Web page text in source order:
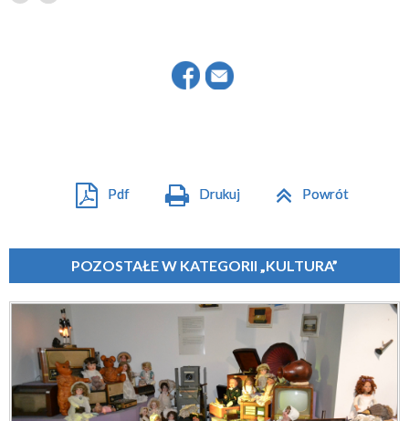
Pdf Drukuj Powrót
POZOSTAŁE W KATEGORII „KULTURA”